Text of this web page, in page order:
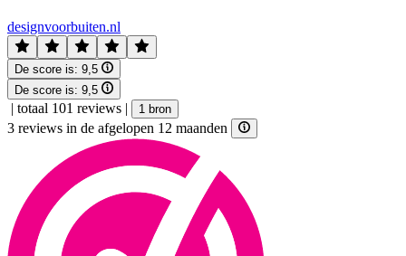
designvoorbuiten.nl
De score is: 9,5
De score is: 9,5
| totaal 101 reviews | 1 bron
3 reviews in de afgelopen 12 maanden